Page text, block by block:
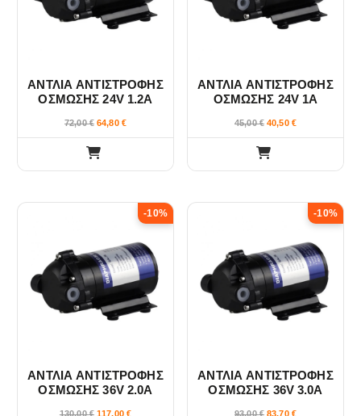
e
ΑΝΤΛΙΑ ΑΝΤΙΣΤΡΟΦΗΣ
ΟΣΜΩΣΗΣ 24V 1.2A
72,00€ 64,80 €
ΑΝΤΛΙΑ ΑΝΤΙΣΤΡΟΦΗΣ
ΟΣΜΩΣΗΣ 24V 1A
45,00€ 40,50 €
-10%
ΑΝΤΛΙΑ ΑΝΤΙΣΤΡΟΦΗΣ
ΟΣΜΩΣΗΣ 36V 2.0A
130,00€ 117,00 €
-10%
ΑΝΤΛΙΑ ΑΝΤΙΣΤΡΟΦΗΣ
ΟΣΜΩΣΗΣ 36V 3.0A
93,00€ 83,70 €